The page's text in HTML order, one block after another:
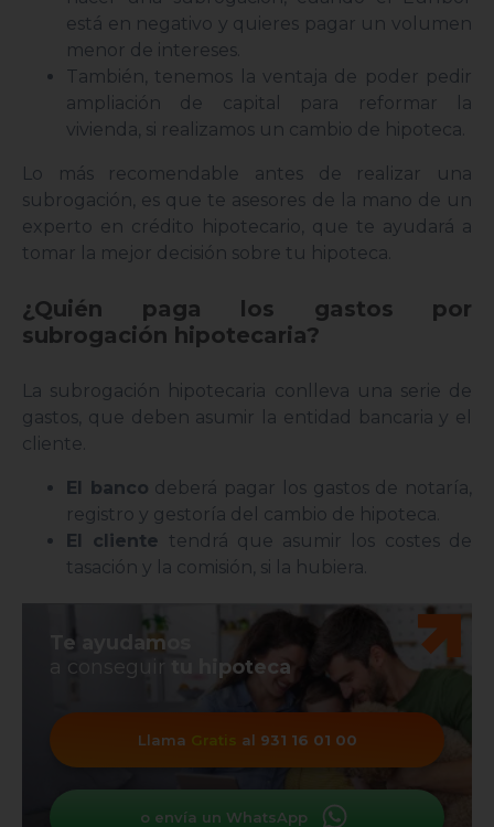
está en negativo y quieres pagar un volumen
menor de intereses.
También, tenemos la ventaja de poder pedir
ampliación de capital para reformar la
vivienda, si realizamos un cambio de hipoteca.
Lo más recomendable antes de realizar una
subrogación, es que te asesores de la mano de un
experto en crédito hipotecario, que te ayudará a
tomar la mejor decisión sobre tu hipoteca.
¿Quién paga los gastos por
subrogación hipotecaria?
La subrogación hipotecaria conlleva una serie de
gastos, que deben asumir la entidad bancaria y el
cliente.
El banco deberá pagar los gastos de notaría,
registro y gestoría del cambio de hipoteca.
El cliente tendrá que asumir los costes de
tasación y la comisión, si la hubiera.
Te ayudamos
a conseguir
tu hipoteca
Llama Gratis al 931 16 01 00
o envía un WhatsApp